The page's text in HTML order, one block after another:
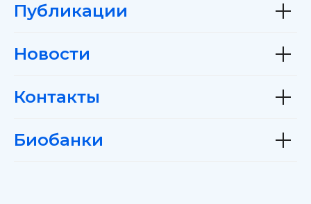
Публикации
Новости
Контакты
Биобанки